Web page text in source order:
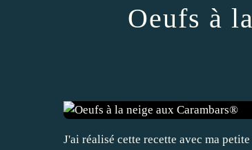
Oeufs à
J'ai réalisé cette recette avec ma